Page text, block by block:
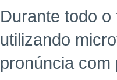
Durante todo
utilizando
pronúncia com